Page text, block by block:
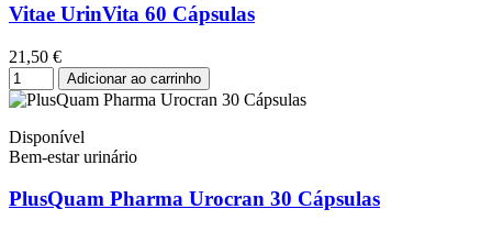
Vitae UrinVita 60 Cápsulas
21,50 €
Adicionar ao carrinho
Disponível
Bem-estar urinário
PlusQuam Pharma Urocran 30 Cápsulas